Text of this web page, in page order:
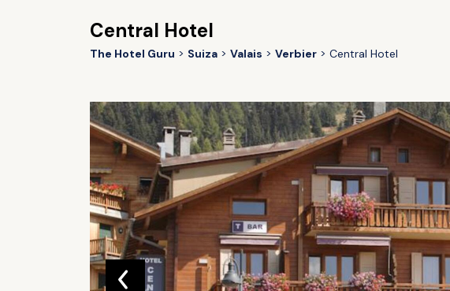
Central Hotel
The Hotel Guru Suiza Valais Verbier Central Hotel